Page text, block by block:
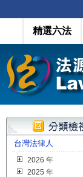
精選六法
台灣法律人
2026 年
2025 年